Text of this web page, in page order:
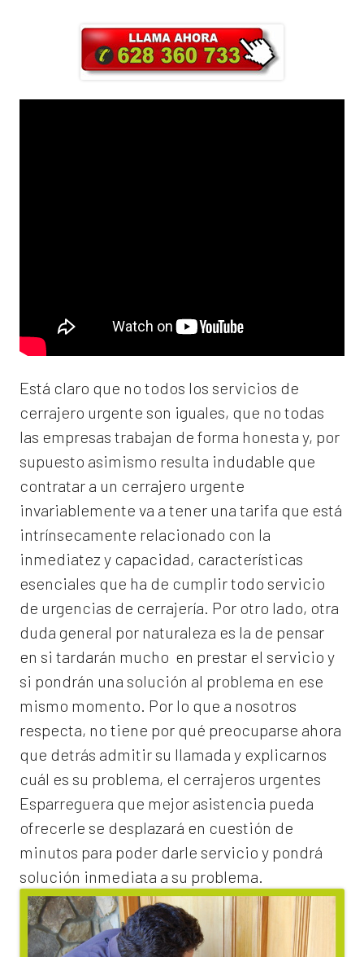
Está claro que no todos los servicios de
cerrajero urgente son iguales, que no todas
las empresas trabajan de forma honesta y, por
supuesto asimismo resulta indudable que
contratar a un cerrajero urgente
invariablemente va a tener una tarifa que está
intrínsecamente relacionado con la
inmediatez y capacidad, características
esenciales que ha de cumplir todo servicio
de urgencias de cerrajería. Por otro lado, otra
duda general por naturaleza es la de pensar
en si tardarán mucho en prestar el servicio y
si pondrán una solución al problema en ese
mismo momento. Por lo que a nosotros
respecta, no tiene por qué preocuparse ahora
que detrás admitir su llamada y explicarnos
cuál es su problema, el cerrajeros urgentes
Esparreguera que mejor asistencia pueda
ofrecerle se desplazará en cuestión de
minutos para poder darle servicio y pondrá
solución inmediata a su problema.